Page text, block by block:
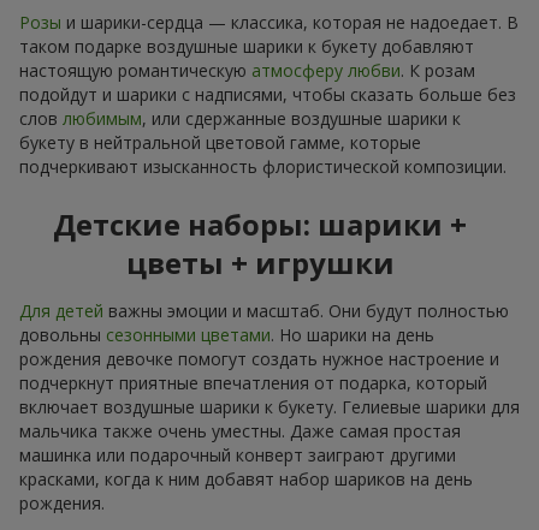
Розы и шарики-сердца — классика, которая не надоедает. В
таком подарке воздушные шарики к букету добавляют
настоящую романтическую атмосферу любви. К розам
подойдут и шарики с надписями, чтобы сказать больше без
слов любимым, или сдержанные воздушные шарики к
букету в нейтральной цветовой гамме, которые
подчеркивают изысканность флористической композиции.
Детские наборы: шарики +
цветы + игрушки
Для детей важны эмоции и масштаб. Они будут полностью
довольны сезонными цветами. Но шарики на день
рождения девочке помогут создать нужное настроение и
подчеркнут приятные впечатления от подарка, который
включает воздушные шарики к букету. Гелиевые шарики для
мальчика также очень уместны. Даже самая простая
машинка или подарочный конверт заиграют другими
красками, когда к ним добавят набор шариков на день
рождения.